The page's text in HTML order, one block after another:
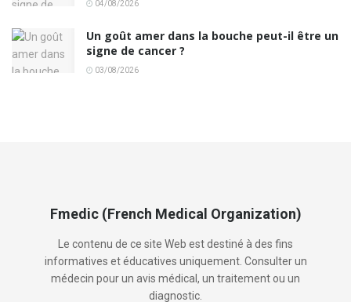
04/08/2026
Un goût amer dans la bouche peut-il être un
signe de cancer ?
03/08/2026
Fmedic (French Medical Organization)
Le contenu de ce site Web est destiné à des fins
informatives et éducatives uniquement. Consulter un
médecin pour un avis médical, un traitement ou un
diagnostic.